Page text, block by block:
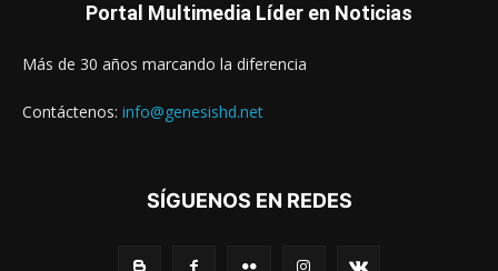
Portal Multimedia Líder en Noticias
Más de 30 años marcando la diferencia
Contáctenos: info@genesishd.net
SÍGUENOS EN REDES